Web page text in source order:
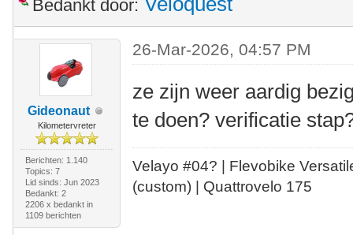
Bedankt door:
Gideonaut
Kilometervreter
Berichten: 1.140
Topics: 7
Lid sinds: Jun 2023
Bedankt: 2
2206 x bedankt in
1109 berichten
26-Mar-2026, 04:57 PM
ze zijn weer aardig
te doen? verificatie
Velayo #04? | Flevobike
(custom) | Quattrovelo 175